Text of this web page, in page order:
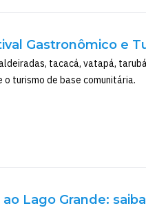
Gastronômico e
tacacá, vatapá,
turismo de base comunitária.
ao Lago Grande: